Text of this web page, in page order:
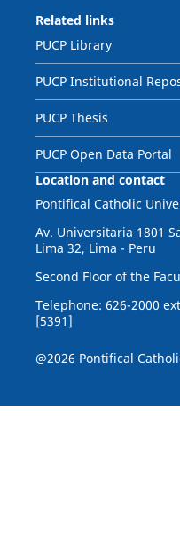
Related links
PUCP Library
PUCP Institutional
PUCP Thesis
PUCP Open Data Portal
Location and contact
Pontifical Catholic
Av. Universitaria 1801
Lima 32, Lima - Peru
Second Floor of the
Telephone: 626-2000
[5391]
@2026 Pontifical